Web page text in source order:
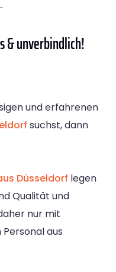
& unverbindlich!
und erfahrenen
suchst, dann
Düsseldorf legen
Qualität und
nur mit
aus